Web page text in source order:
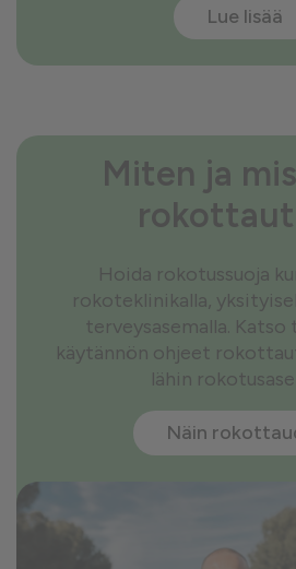
Lue lisää
Miten ja
Hoida rokotussuoja
rokoteklinikalla,
terveysasemalla. Katso
käytännön ohjeet
lähin
Näin